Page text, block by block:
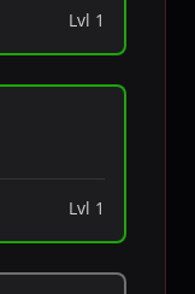
Lvl 1
Lvl 1